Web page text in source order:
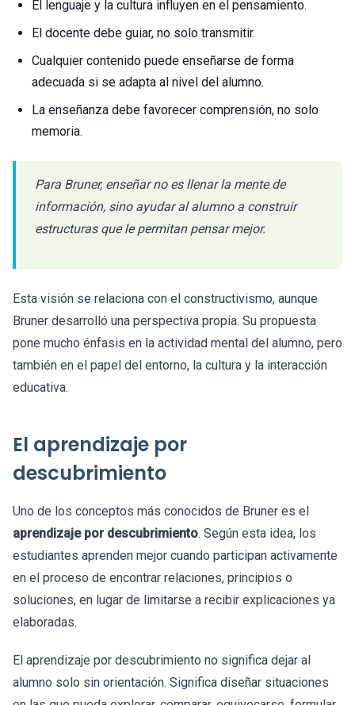
El lenguaje y la cultura influyen en el pensamiento.
El docente debe guiar, no solo transmitir.
Cualquier contenido puede enseñarse de forma
adecuada si se adapta al nivel del alumno.
La enseñanza debe favorecer comprensión, no solo
memoria.
Para Bruner, enseñar no es llenar la mente de
información, sino ayudar al alumno a construir
estructuras que le permitan pensar mejor.
Esta visión se relaciona con el constructivismo, aunque
Bruner desarrolló una perspectiva propia. Su propuesta
pone mucho énfasis en la actividad mental del alumno, pero
también en el papel del entorno, la cultura y la interacción
educativa.
El aprendizaje por
descubrimiento
Uno de los conceptos más conocidos de Bruner es el
aprendizaje por descubrimiento. Según esta idea, los
estudiantes aprenden mejor cuando participan activamente
en el proceso de encontrar relaciones, principios o
soluciones, en lugar de limitarse a recibir explicaciones ya
elaboradas.
El aprendizaje por descubrimiento no significa dejar al
alumno solo sin orientación. Significa diseñar situaciones